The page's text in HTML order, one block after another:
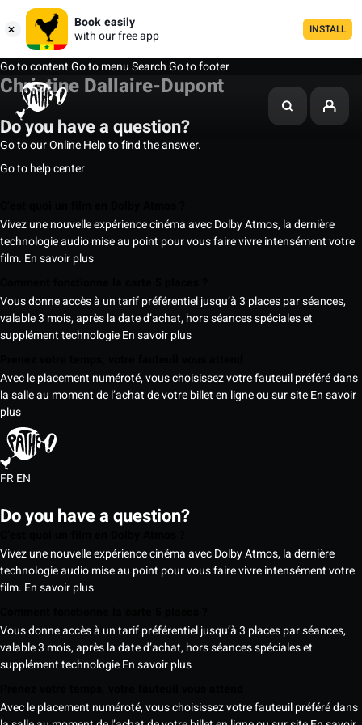
Book easily
with our free app
INSTALL
Go to contentGo to menuSearchGo to footer
Christine Dallaire-Dupont
Do you have a question?
Go to our Online Help to find the answer.
Go to help center
Vivez une nouvelle expérience cinéma avec Dolby Atmos, la dernière
technologie audio mise au point pour vous faire vivre intensément votre
film. En savoir plus
Vous donne accès à un tarif préférentiel jusqu’à 3 places par séances,
valable 3 mois, après la date d’achat, hors séances spéciales et
supplément technologieEn savoir plus
Avec le placement numéroté, vous choisissez votre fauteuil préféré dans
la salle au moment de l’achat de votre billet en ligne ou sur siteEn savoir
plus
FREN
Do you have a question?
Vivez une nouvelle expérience cinéma avec Dolby Atmos, la dernière
technologie audio mise au point pour vous faire vivre intensément votre
film. En savoir plus
Vous donne accès à un tarif préférentiel jusqu’à 3 places par séances,
valable 3 mois, après la date d’achat, hors séances spéciales et
supplément technologieEn savoir plus
Avec le placement numéroté, vous choisissez votre fauteuil préféré dans